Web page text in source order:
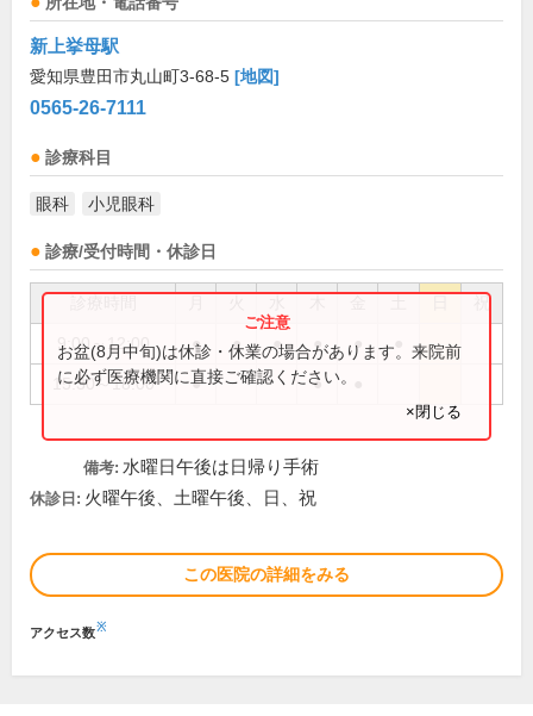
新上挙母駅
愛知県豊田市丸山町3-68-5 [地図]
0565-26-7111
診療科目
眼科 小児眼科
診療/受付時間・休診日
祝
9:00～12:00 ● ● ● ● ●
15:30～18:00 ● ●
お盆(8月中旬)は休診・休業の場合があります。来院前
に必ず医療機関に直接ご確認ください。
×閉じる
備考: 水曜日午後は日帰り手術
休診日: 火曜午後、土曜午後、日、祝
この医院の詳細をみる
アクセス数※